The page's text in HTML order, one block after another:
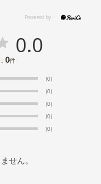
0.0
0件
(0)
(0)
(0)
(0)
(0)
せん。